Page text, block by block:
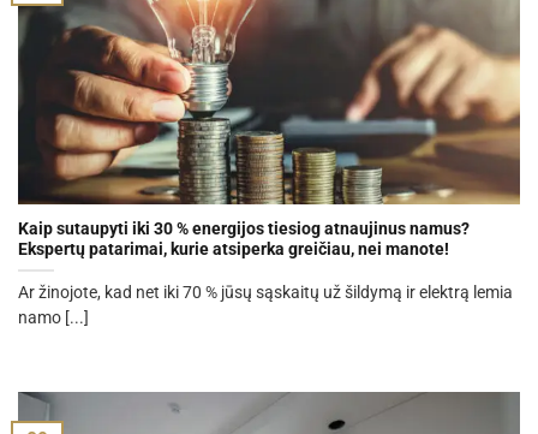
Kaip sutaupyti iki 30 % energijos tiesiog atnaujinus namus?
Ekspertų patarimai, kurie atsiperka greičiau, nei manote!
Ar žinojote, kad net iki 70 % jūsų sąskaitų už šildymą ir elektrą lemia
namo [...]